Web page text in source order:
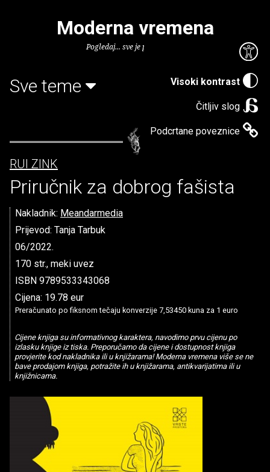
Visoki kontrast
Čitljiv slog
Podcrtane poveznice
Moderna vremena
Pogledaj... sve je puno knjiga.
Sve teme
RUI ZINK
Priručnik za dobrog fašista
Nakladnik: Meandarmedia
Prijevod: Tanja Tarbuk
06/2022.
170 str., meki uvez
ISBN 9789533343068
Cijena: 19.78 eur
Preračunato po fiksnom tečaju konverzije 7,53450 kuna za 1 euro
Cijene knjiga su informativnog karaktera, navodimo prvu cijenu po
izlasku knjige iz tiska. Preporučamo da cijene i dostupnost knjiga
provjerite kod nakladnika ili u knjižarama! Moderna vremena više se ne
bave prodajom knjiga, potražite ih u knjižarama, antikvarijatima ili u
knjižnicama.